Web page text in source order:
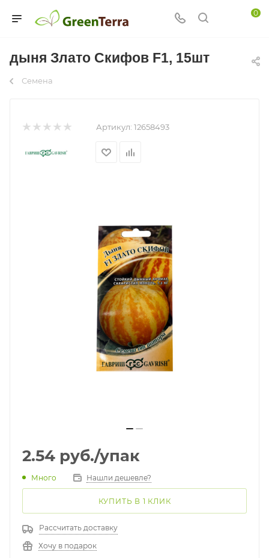
0
дыня Злато Скифов F1, 15шт
Семена
Артикул: 12658493
2.54 руб./упак
Много Нашли дешевле?
КУПИТЬ В 1 КЛИК
Рассчитать доставку
Хочу в подарок